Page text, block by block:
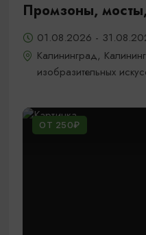
Промзоны,
01.08.2026 -
Калининград,
изобразительных
ОТ 250₽